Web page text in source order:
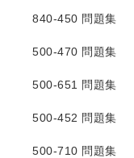
840-450 問題集
500-470 問題集
500-651 問題集
500-452 問題集
500-710 問題集